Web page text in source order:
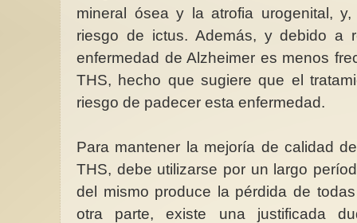
mineral ósea y la atrofia urogenital,
riesgo de ictus. Además, y debido a
enfermedad de Alzheimer es menos
THS, hecho que sugiere que el
riesgo de padecer esta enfermedad.
Para mantener la mejoría de calidad
THS, debe utilizarse por un largo
del mismo produce la pérdida de
otra parte, existe una justificada